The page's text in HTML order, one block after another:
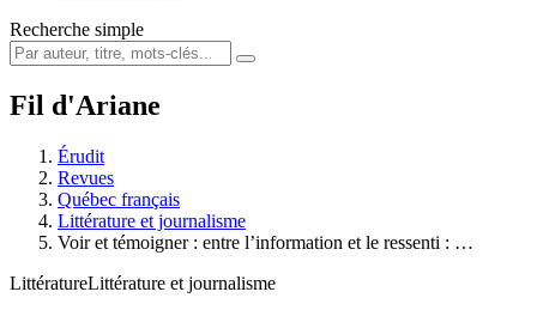
Recherche simple
Fil d'Ariane
Érudit
Revues
Québec français
Littérature et journalisme
Voir et témoigner : entre l’information et le ressenti : …
LittératureLittérature et journalisme